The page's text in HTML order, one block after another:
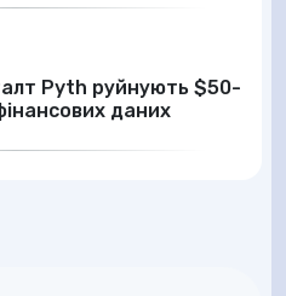
Pyth руйнують $50-
даних